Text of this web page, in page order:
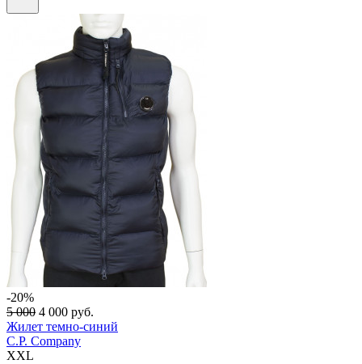
-20%
5 000 4 000 руб.
Жилет темно-синий
C.P. Company
XXL